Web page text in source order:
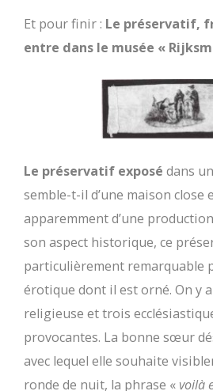
Et pour finir : Le préservatif,
entre dans le musée «
Le préservatif exposé dans
semble-t-il d’une maison close
apparemment d’une
son aspect historique, ce
particulièrement remarquable
érotique dont il est orné. On y
religieuse et trois
provocantes. La bonne sœur
avec lequel elle souhaite
ronde de nuit, la phrase « voilà